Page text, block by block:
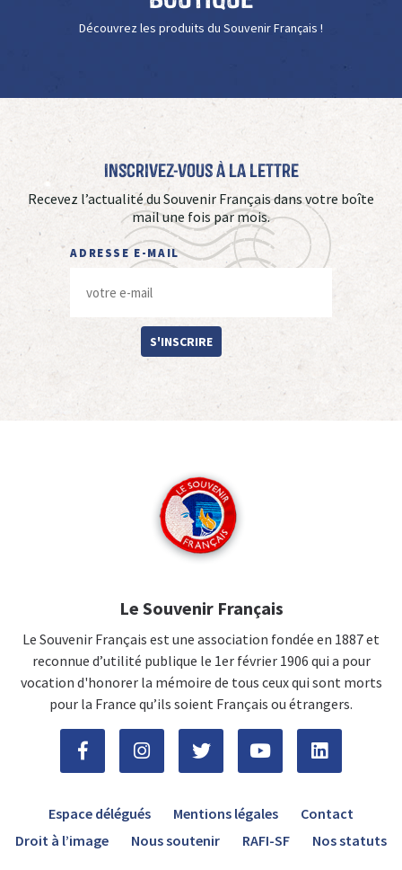
Découvrez les produits du Souvenir Français !
Inscrivez-vous à La Lettre
Recevez l’actualité du Souvenir Français dans votre boîte
mail une fois par mois.
ADRESSE E-MAIL
S'INSCRIRE
Le Souvenir Français
Le Souvenir Français est une association fondée en 1887 et
reconnue d’utilité publique le 1er février 1906 qui a pour
vocation d'honorer la mémoire de tous ceux qui sont morts
pour la France qu’ils soient Français ou étrangers.
Espace délégués Mentions légales
Contact
Droit à l’image
Nous soutenir RAFI-SF Nos statuts